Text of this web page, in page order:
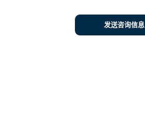
发送咨询信息